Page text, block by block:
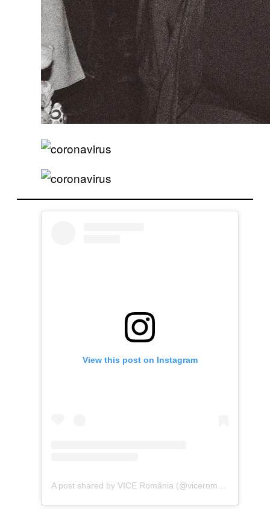
View this post on Instagram
A post shared by VICE România (@viceromania)